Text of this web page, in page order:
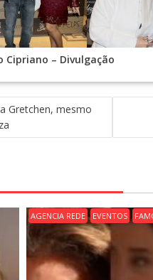
Cipriano – Divulgação
Gretchen, mesmo
AGENCIA REDE EVENTOS